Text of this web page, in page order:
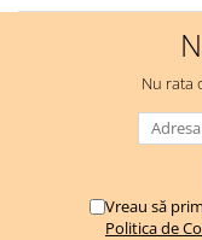
Nu rata
Vreau să
Politica de